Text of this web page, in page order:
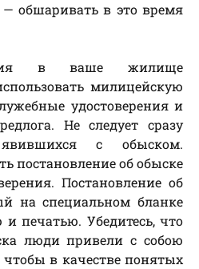
— обшаривать в это время
в ваше жилище
милицейскую
удостоверения и
Не следует сразу
с обыском.
постановление об обыске
Постановление об
на специальном бланке
печатью. Убедитесь, что
люди привели с собою
в качестве понятых